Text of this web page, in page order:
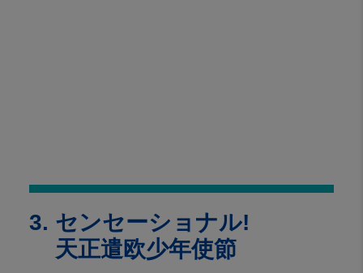
3. センセーショナル!
天正遣欧少年使節